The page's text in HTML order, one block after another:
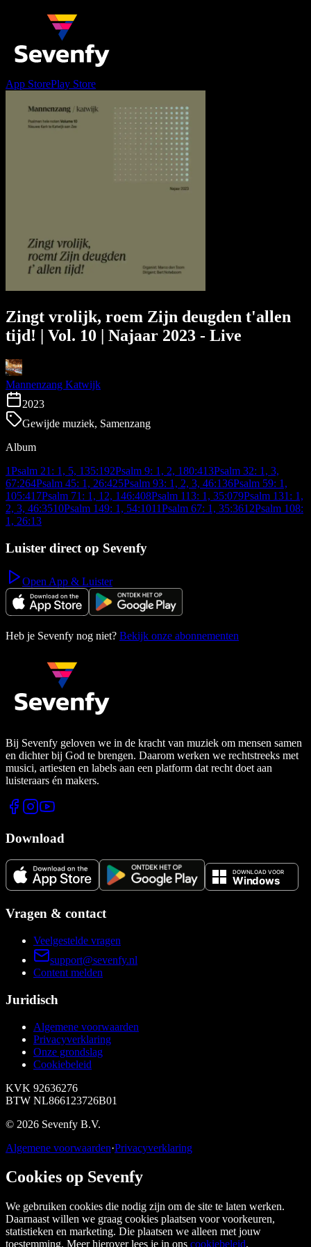
App StorePlay Store
Zingt vrolijk, roem Zijn deugden t'allen
tijd! | Vol. 10 | Najaar 2023 - Live
Mannenzang Katwijk
2023
Gewijde muziek, Samenzang
Album
1Psalm 21: 1, 5, 135:192Psalm 9: 1, 2, 180:413Psalm 32: 1, 3,
67:264Psalm 45: 1, 26:425Psalm 93: 1, 2, 3, 46:136Psalm 59: 1,
105:41 7Psalm 71: 1, 12, 146:408Psalm 113: 1, 35:079Psalm 131: 1,
2, 3, 46:3510Psalm 149: 1, 54:1011Psalm 67: 1, 35:3612Psalm 108:
1, 26:13
Luister direct op Sevenfy
Open App & Luister
Heb je Sevenfy nog niet? Bekijk onze abonnementen
Bij Sevenfy geloven we in de kracht van muziek om mensen samen
en dichter bij God te brengen. Daarom werken we rechtstreeks met
musici, artiesten en labels aan een platform dat recht doet aan
luisteraars én makers.
Download
Vragen & contact
Veelgestelde vragen
support@sevenfy.nl
Content melden
Juridisch
Algemene voorwaarden
Privacyverklaring
Onze grondslag
Cookiebeleid
KVK 92636276
BTW NL866123726B01
© 2026 Sevenfy B.V.
Algemene voorwaarden·Privacyverklaring
Cookies op Sevenfy
We gebruiken cookies die nodig zijn om de site te laten werken.
Daarnaast willen we graag cookies plaatsen voor voorkeuren,
statistieken en marketing. Die plaatsen we alleen met jouw
toestemming. Meer hierover lees je in ons cookiebeleid.